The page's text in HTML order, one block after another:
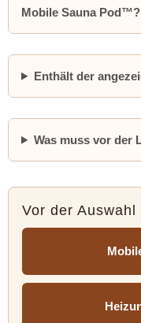
Mobile Sauna Pod™?
Enthält der
Was muss vor der
Vor der Auswahl